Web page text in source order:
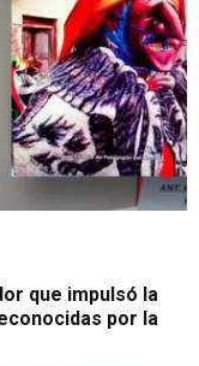
que impulsó la
por la